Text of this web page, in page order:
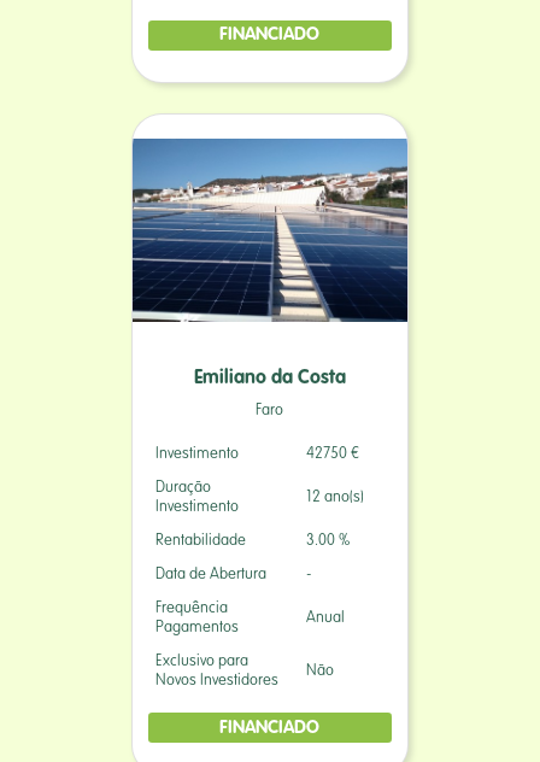
FINANCIADO
Emiliano da Costa
Faro
Investimento 42750 €
Duração
Investimento
12 ano(s)
Rentabilidade 3.00 %
Data de Abertura -
Frequência
Pagamentos
Anual
Exclusivo para
Novos Investidores
Não
FINANCIADO